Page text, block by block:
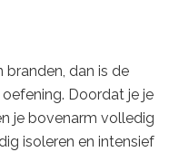
dan is de
Doordat je je
je bovenarm volledig
isoleren en intensief